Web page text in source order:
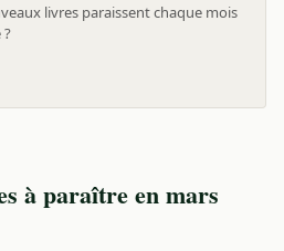
livres paraissent chaque mois
?
à paraître en mars